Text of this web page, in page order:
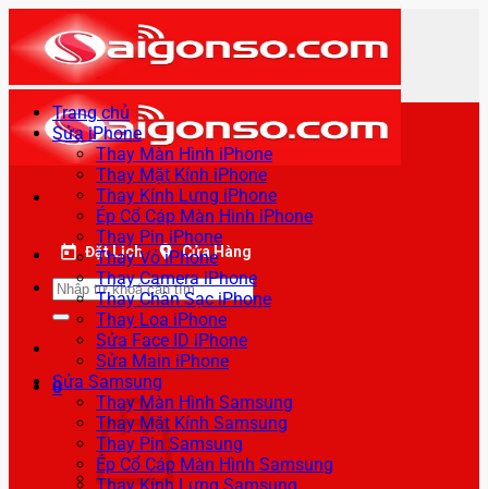
qua
nội
dung
Đặt Lịch Cửa Hàng
Tìm
kiếm:
0
Trang chủ
Sửa iPhone
Thay Màn Hình iPhone
Thay Mặt Kính iPhone
Thay Kính Lưng iPhone
Ép Cổ Cáp Màn Hình iPhone
Thay Pin iPhone
Thay Vỏ iPhone
Thay Camera iPhone
Thay Chân Sạc iPhone
Thay Loa iPhone
Sửa Face ID iPhone
Sửa Main iPhone
Sửa Samsung
Thay Màn Hình Samsung
Thay Mặt Kính Samsung
Thay Pin Samsung
Ép Cổ Cáp Màn Hình Samsung